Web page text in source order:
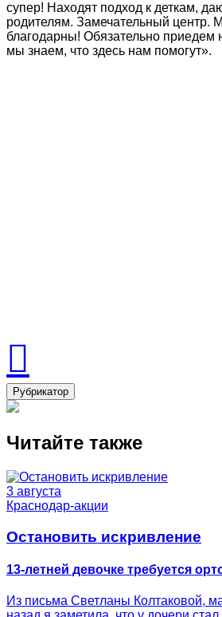
супер! Находят подход к деткам,
родителям. Замечательный центр.
благодарны! Обязательно приедем
мы знаем, что здесь нам помогут».
Рубрикатор
Читайте также
3 августа
Краснодар-акции
Остановить искривление
13-летней девочке требуется
Из письма Светланы Колтаковой,